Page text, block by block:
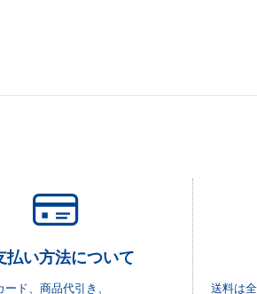
払い方法について
ド、商品代引き、 送料は